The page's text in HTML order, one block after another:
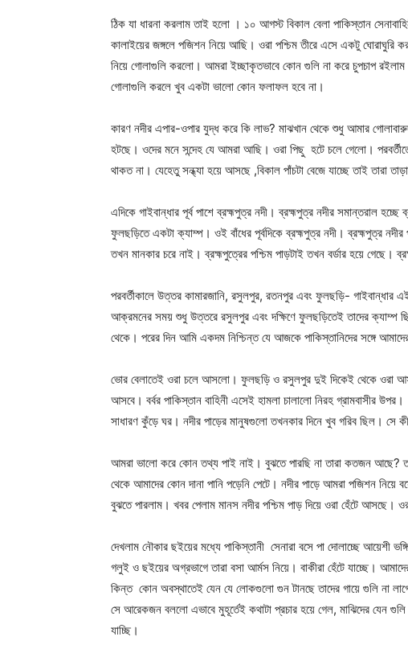
Champs21
ঠিক যা ধারনা করলাম তাই হলো । ১০ আগস্ট বিকাল বেলা পাকিস্তান
কালাইয়ের জঙ্গলে পজিশন নিয়ে আছি। ওরা পশ্চিম তীরে এসে একটু ঘোরাঘুরি
নিয়ে গোলাগুলি করলো। আমরা ইচ্ছাকৃতভাবে কোন গুলি না করে চুপচাপ
গোলাগুলি করলে খুব একটা ভালো কোন ফলাফল হবে না।
কারণ নদীর এপার-ওপার যুদ্ধ করে কি লাভ? মাঝখান থেকে শুধু আমার
হটছে। ওদের মনে সন্দেহ যে আমরা আছি। ওরা পিছু হটে চলে গেলো।
থাকত না। যেহেতু সন্ধ্যা হয়ে আসছে ,বিকাল পাঁচটা বেজে যাচ্ছে তাই তারা
এদিকে গাইবান্ধার পূর্ব পাশে ব্রহ্মপুত্র নদী। ব্রহ্মপুত্র নদীর সমান্তরাল
ফুলছড়িতে একটা ক্যাম্প। ওই বাঁধের পূর্বদিকে ব্রহ্মপুত্র নদী। ব্রহ্মপুত্র নদীর
তখন মানকার চরে নাই। ব্রহ্মপুত্রের পশ্চিম পাড়টাই তখন বর্ডার হয়ে গেছে।
পরবর্তীকালে উত্তর কামারজানি, রসুলপুর, রতনপুর এবং ফুলছড়ি- গাইবান্ধার
আক্রমনের সময় শুধু উত্তরে রসুলপুর এবং দক্ষিণে ফুলছড়িতেই তাদের ক্যাম্প
থেকে। পরের দিন আমি একদম নিশ্চিন্ত যে আজকে পাকিস্তানিদের সঙ্গে
ভোর বেলাতেই ওরা চলে আসলো। ফুলছড়ি ও রসুলপুর দুই দিকেই থেকে ওরা
আসবে। বর্বর পাকিস্তান বাহিনী এসেই হামলা চালালো নিরহ গ্রামবাসীর
সাধারণ কুঁড়ে ঘর। নদীর পাড়ের মানুষগুলো তখনকার দিনে খুব গরিব ছিল।
আমরা ভালো করে কোন তথ্য পাই নাই। বুঝতে পারছি না তারা কতজন আছে?
থেকে আমাদের কোন দানা পানি পড়েনি পেটে। নদীর পাড়ে আমরা পজিশন
বুঝতে পারলাম। খবর পেলাম মানস নদীর পশ্চিম পাড় দিয়ে ওরা হেঁটে আসছে।
দেখলাম নৌকার ছইয়ের মধ্যে পাকিস্তানী সেনারা বসে পা দোলাচ্ছে আয়েশী
গলুই ও ছইয়ের অগ্রভাগে তারা বসা আর্মস নিয়ে। বাকীরা হেঁটে যাচ্ছে।
কিন্ত কোন অবস্থাতেই যেন যে লোকগুলো গুন টানছে তাদের গায়ে গুলি না
সে আরেকজন বললো এভাবে মুহূর্তেই কথাটা প্রচার হয়ে গেল, মাঝিদের যেন
যাচ্ছি।